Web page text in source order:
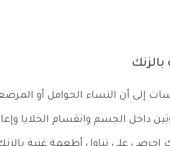
إلى أن النساء الحوامل أو
داخل الجسم وانقسام الخلايا